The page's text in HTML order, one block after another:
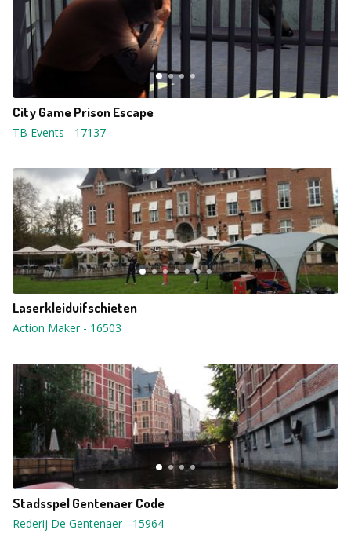
City Game Prison Escape
TB Events - 17137
Laserkleiduifschieten
Action Maker- 16503
Stadsspel Gentenaer Code
Rederij De Gentenaer- 15964